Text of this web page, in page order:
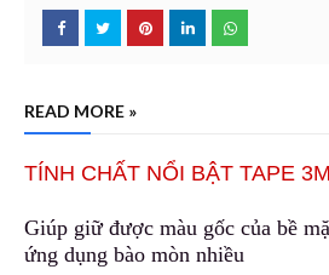
READ MORE »
TÍNH CHẤT NỔI BẬT TAPE
Giúp giữ được màu gốc của bề mặ
ứng dụng bào mòn nhiều